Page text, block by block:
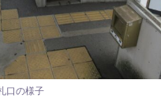
口の様子